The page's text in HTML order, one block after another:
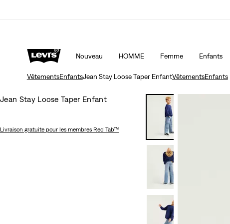
Nouveau HOMME Femme Enfants
VêtementsEnfantsJean Stay Loose Taper EnfantVêtementsEnfants
Jean Stay Loose Taper Enfant
Livraison gratuite pour les membres Red Tab™